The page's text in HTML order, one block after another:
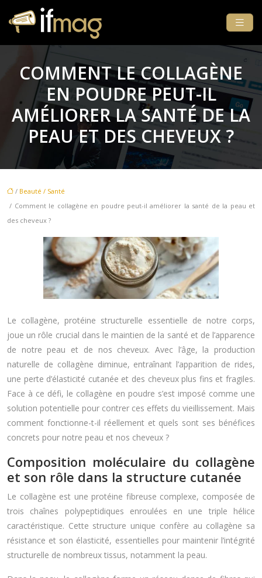
COMMENT LE COLLAGÈNE
EN POUDRE PEUT-IL
AMÉLIORER LA SANTÉ DE LA
PEAU ET DES CHEVEUX ?
/ Beauté / Santé
/ Comment le collagène en poudre peut-il améliorer la santé de la peau et
des cheveux ?
Le collagène, protéine structurelle essentielle de notre corps,
joue un rôle crucial dans le maintien de la santé et de l’apparence
de notre peau et de nos cheveux. Avec l’âge, la production
naturelle de collagène diminue, entraînant l’apparition de rides,
une perte d’élasticité cutanée et des cheveux plus fins et fragiles.
Face à ce défi, le collagène en poudre s’est imposé comme une
solution potentielle pour contrer ces effets du vieillissement. Mais
comment fonctionne-t-il réellement et quels sont ses bénéfices
concrets pour notre peau et nos cheveux ?
Composition moléculaire du collagène
et son rôle dans la structure cutanée
Le collagène est une protéine fibreuse complexe, composée de
trois chaînes polypeptidiques enroulées en une triple hélice
caractéristique. Cette structure unique confère au collagène sa
résistance et son élasticité, essentielles pour maintenir l’intégrité
structurelle de nombreux tissus, notamment la peau.